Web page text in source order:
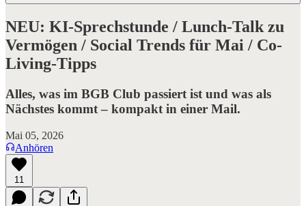
NEU: KI-Sprechstunde / Lunch-Talk zu
Vermögen / Social Trends für Mai / Co-
Living-Tipps
Alles, was im BGB Club passiert ist und was als
Nächstes kommt – kompakt in einer Mail.
Mai 05, 2026
Anhören
11